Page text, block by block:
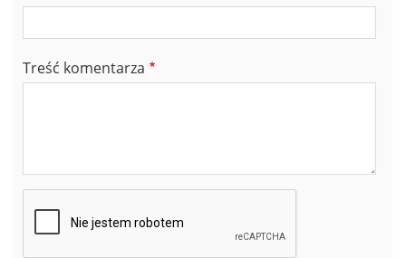
Treść komentarza